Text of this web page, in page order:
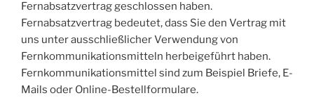
Fernabsatzvertrag geschlossen haben.
Fernabsatzvertrag bedeutet, dass Sie den Vertrag mit
uns unter ausschließlicher Verwendung von
Fernkommunikationsmitteln herbeigeführt haben.
Fernkommunikationsmittel sind zum Beispiel Briefe, E-
Mails oder Online-Bestellformulare.